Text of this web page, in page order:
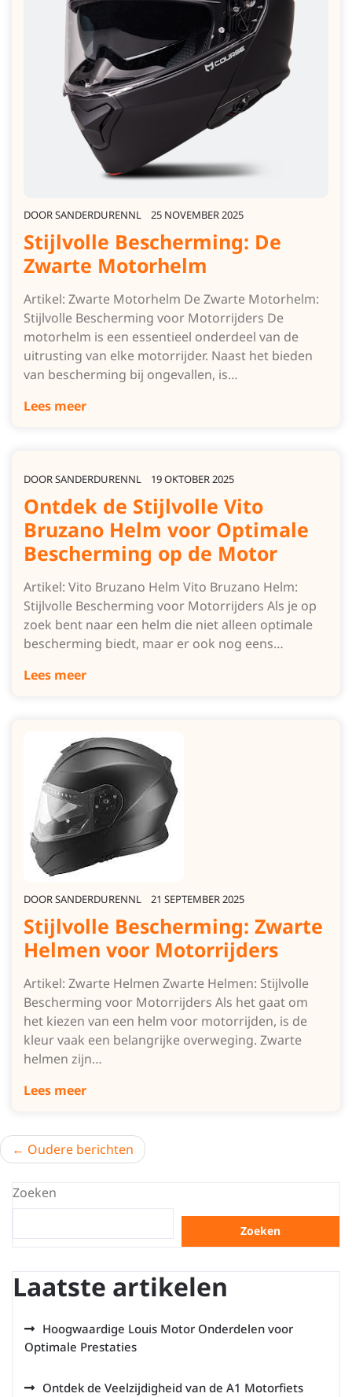
DOORSANDERDURENNL 25 NOVEMBER 2025
Stijlvolle Bescherming: De
Zwarte Motorhelm
Artikel: Zwarte Motorhelm De Zwarte Motorhelm:
Stijlvolle Bescherming voor Motorrijders De
motorhelm is een essentieel onderdeel van de
uitrusting van elke motorrijder. Naast het bieden
van bescherming bij ongevallen, is…
Lees meer
DOORSANDERDURENNL 19 OKTOBER 2025
Ontdek de Stijlvolle Vito
Bruzano Helm voor Optimale
Bescherming op de Motor
Artikel: Vito Bruzano Helm Vito Bruzano Helm:
Stijlvolle Bescherming voor Motorrijders Als je op
zoek bent naar een helm die niet alleen optimale
bescherming biedt, maar er ook nog eens…
Lees meer
DOORSANDERDURENNL 21 SEPTEMBER 2025
Stijlvolle Bescherming: Zwarte
Helmen voor Motorrijders
Artikel: Zwarte Helmen Zwarte Helmen: Stijlvolle
Bescherming voor Motorrijders Als het gaat om
het kiezen van een helm voor motorrijden, is de
kleur vaak een belangrijke overweging. Zwarte
helmen zijn…
Lees meer
Berichtnavigatie
Oudere berichten
Zoeken
Zoeken
Laatste artikelen
Hoogwaardige Louis Motor Onderdelen voor
Optimale Prestaties
Ontdek de Veelzijdigheid van de A1 Motorfiets